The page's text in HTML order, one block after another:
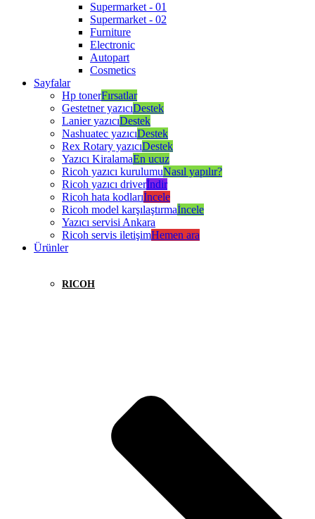
Supermarket - 01
Supermarket - 02
Furniture
Electronic
Autopart
Cosmetics
Sayfalar
Hp tonerFırsatlar
Gestetner yazıcıDestek
Lanier yazıcıDestek
Nashuatec yazıcıDestek
Rex Rotary yazıcıDestek
Yazıcı KiralamaEn ucuz
Ricoh yazıcı kurulumuNasıl yapılır?
Ricoh yazıcı driverİndir
Ricoh hata kodlarıİncele
Ricoh model karşılaştırmaİncele
Yazıcı servisi Ankara
Ricoh servis iletişimHemen ara
Ürünler
RICOH